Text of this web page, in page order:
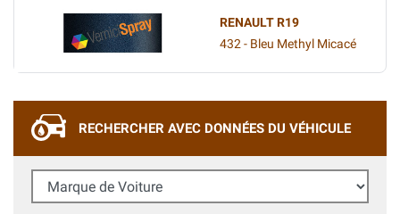
RENAULT R19
432 - Bleu Methyl Micacé
RECHERCHER AVEC DONNÉES DU VÉHICULE
Marque de Voiture